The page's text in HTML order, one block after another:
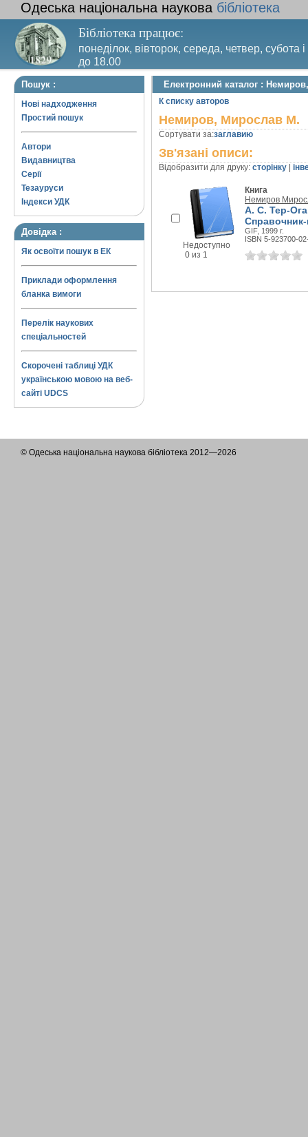
Одеська національна наукова бібліотека
Бібліотека працює:
понеділок, вівторок, середа, четвер, субота
до 18.00
Вихідний день – п’ятниця. Останній четвер
Пошук :
Нові надходження
Простий пошук
Автори
Видавництва
Серії
Тезауруси
Індекси УДК
Довідка :
Як освоїти пошук в ЕК
Приклади оформлення
бланка вимоги
Перелік наукових
спеціальностей
Скорочені таблиці УДК
українською мовою на веб-
сайті UDCS
Електронний каталог :
К списку авторов
Немиров, Мирослав М.
Сортувати за:заглавию
Зв'язані описи:
Відобразити для друку: сторінку
Недоступно
0 из 1
Книга
Немиров
А. С. Тер-
GIF, 1999 г.
ISBN 5-923700-
© Одеська національна наукова бібліотека 2012—2026